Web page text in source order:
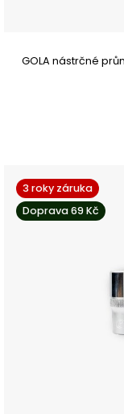
GOLA nástrčné
3 roky záruka
Doprava 69 Kč